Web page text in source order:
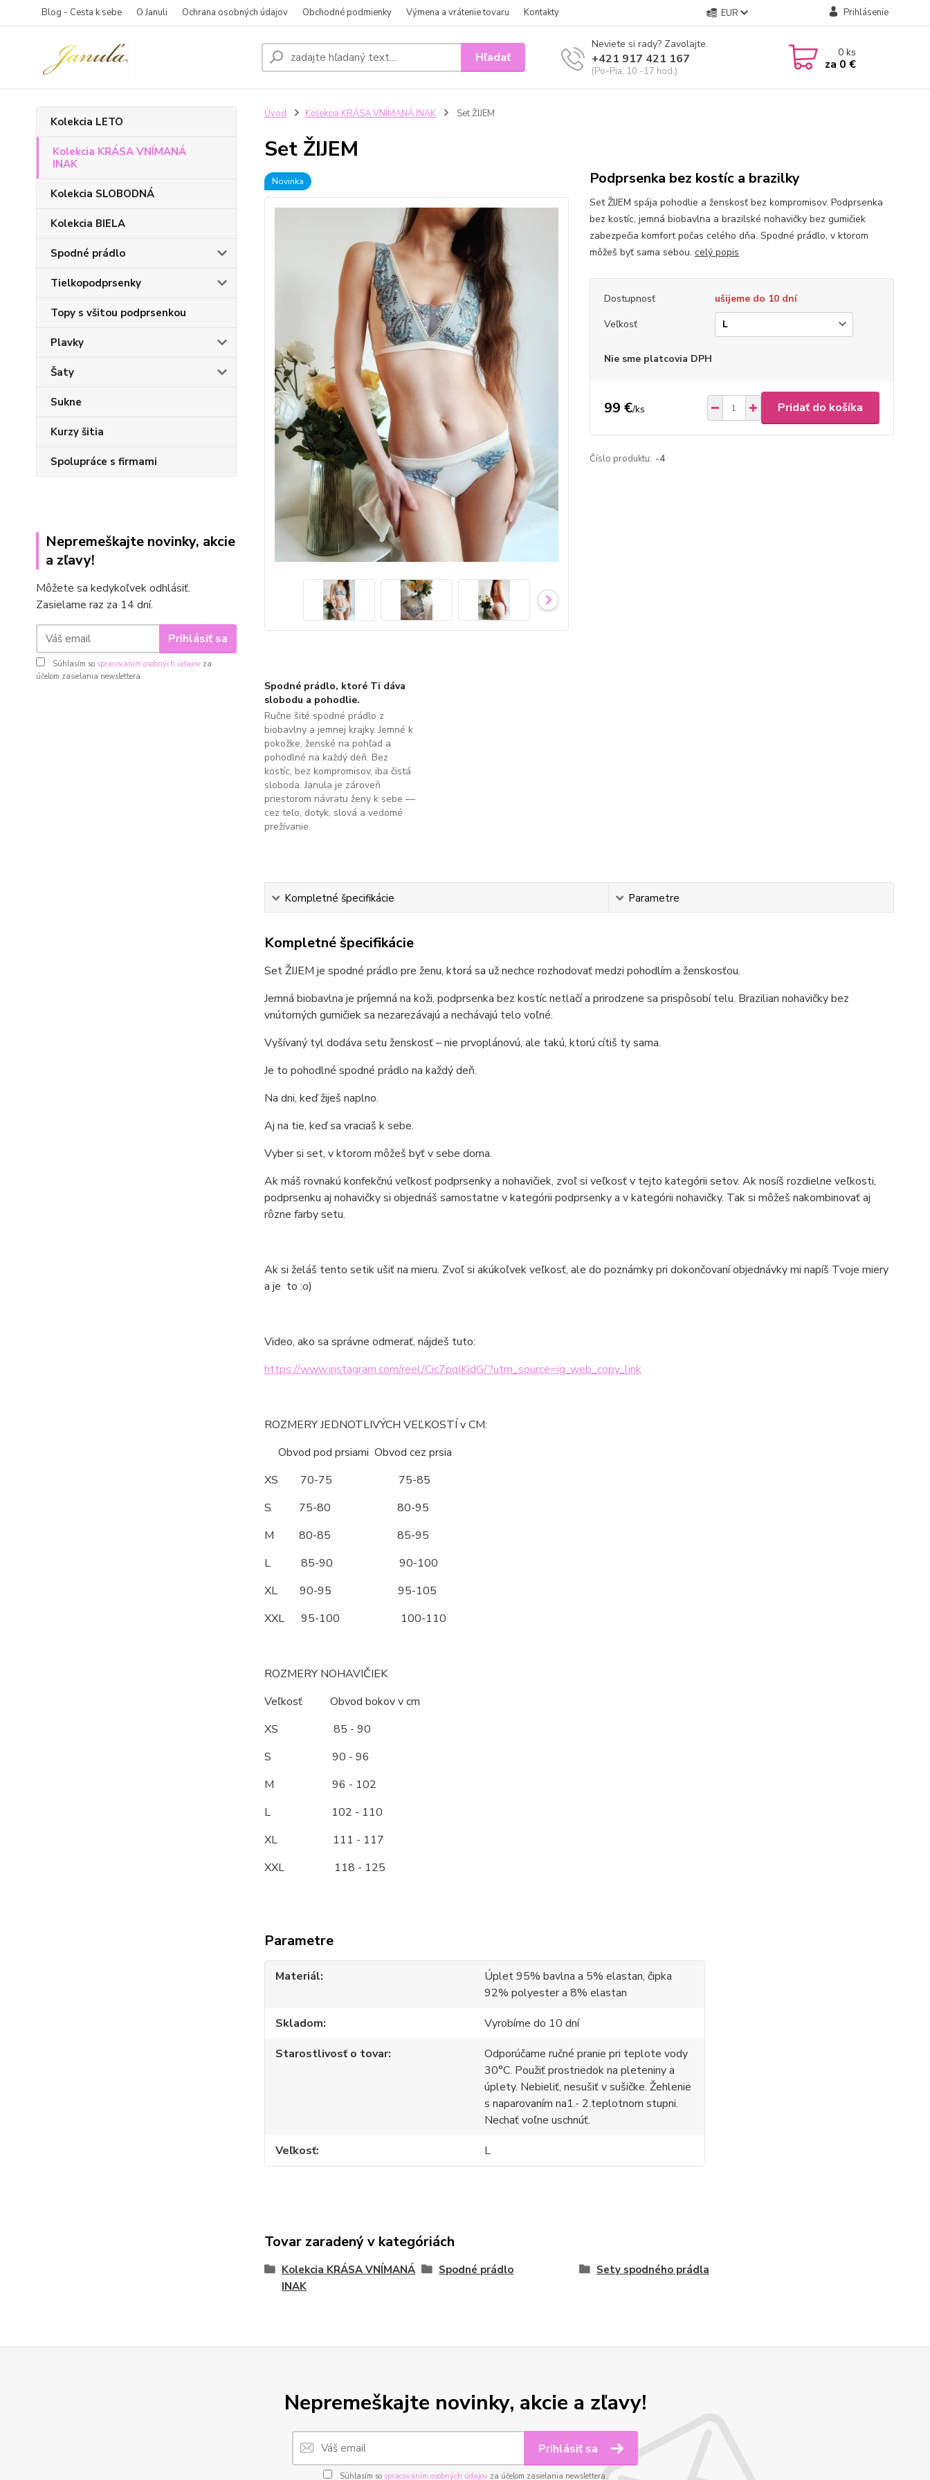
Blog - Cesta k sebe O Januli Ochrana osobných údajov Obchodné podmienky Výmena a vrátenie tovaru Kontakty EUR Prihlásenie
Hľadať
Neviete si rady? Zavolajte.
+421 917 421 167
(Po-Pia, 10 -17 hod.)
0ks
za 0 €
Kolekcia LETO
Kolekcia KRÁSA VNÍMANÁ
INAK
Kolekcia SLOBODNÁ
Kolekcia BIELA
Spodné prádlo
Tielkopodprsenky
Topy s všitou podprsenkou
Plavky
Šaty
Sukne
Kurzy šitia
Spolupráce s firmami
Nepremeškajte novinky, akcie
a zľavy!
Môžete sa kedykoľvek odhlásiť.
Zasielame raz za 14 dní.
Prihlásiť sa
Súhlasím so spracovaním osobných údajov za
účelom zasielania newslettera.
Úvod Kolekcia KRÁSA VNÍMANÁ INAK Set ŽIJEM
Set ŽIJEM
Novinka Podprsenka bez kostíc a brazilky
Set ŽIJEM spája pohodlie a ženskosť bez kompromisov. Podprsenka
bez kostíc, jemná biobavlna a brazilské nohavičky bez gumičiek
zabezpečia komfort počas celého dňa. Spodné prádlo, v ktorom
môžeš byť sama sebou. celý popis
Dostupnosť
ušijeme do 10 dní
Veľkosť
Nie sme platcovia DPH
99 €/ks Pridať do košíka
Číslo produktu: -4
Spodné prádlo, ktoré Ti dáva
slobodu a pohodlie.
Ručne šité spodné prádlo z
biobavlny a jemnej krajky. Jemné k
pokožke, ženské na pohľad a
pohodlné na každý deň. Bez
kostíc, bez kompromisov, iba čistá
sloboda. Janula je zároveň
priestorom návratu ženy k sebe —
cez telo, dotyk, slová a vedomé
prežívanie.
Kompletné špecifikácie Parametre
Kompletné špecifikácie
Set ŽIJEM je spodné prádlo pre ženu, ktorá sa už nechce rozhodovať medzi pohodlím a ženskosťou.
Jemná biobavlna je príjemná na koži, podprsenka bez kostíc netlačí a prirodzene sa prispôsobí telu. Brazilian nohavičky bez
vnútorných gumičiek sa nezarezávajú a nechávajú telo voľné.
Vyšívaný tyl dodáva setu ženskosť – nie prvoplánovú, ale takú, ktorú cítiš ty sama.
Je to pohodlné spodné prádlo na každý deň.
Na dni, keď žiješ naplno.
Aj na tie, keď sa vraciaš k sebe.
Vyber si set, v ktorom môžeš byť v sebe doma.
Ak máš rovnakú konfekčnú veľkosť podprsenky a nohavičiek, zvoľ si veľkosť v tejto kategórii setov. Ak nosíš rozdielne veľkosti,
podprsenku aj nohavičky si objednáš samostatne v kategórii podprsenky a v kategórii nohavičky. Tak si môžeš nakombinovať aj
rôzne farby setu.
Ak si želáš tento setik ušiť na mieru. Zvoľ si akúkoľvek veľkosť, ale do poznámky pri dokončovaní objednávky mi napíš Tvoje miery
a je to :o)
Video, ako sa správne odmerať, nájdeš tuto:
https://www.instagram.com/reel/Cic7pqIKidG/?utm_source=ig_web_copy_link
ROZMERY JEDNOTLIVÝCH VEĽKOSTÍ v CM:
Obvod pod prsiami Obvod cez prsia
XS 70-75 75-85
S 75-80 80-95
M 80-85 85-95
L 85-90 90-100
XL 90-95 95-105
XXL 95-100 100-110
ROZMERY NOHAVIČIEK
Veľkosť Obvod bokov v cm
XS 85 - 90
S 90 - 96
M 96 - 102
L 102 - 110
XL 111 - 117
XXL 118 - 125
Parametre
Materiál
Úplet 95% bavlna a 5% elastan, čipka
92% polyester a 8% elastan
Skladom
Vyrobíme do 10 dní
Starostlivosť o tovar
Odporúčame ručné pranie pri teplote vody
30°C. Použiť prostriedok na pleteniny a
úplety. Nebieliť, nesušiť v sušičke. Žehlenie
s naparovaním na1.- 2.teplotnom stupni.
Nechať voľne uschnúť.
Veľkosť
L
Tovar zaradený v kategóriách
Kolekcia KRÁSA VNÍMANÁ
INAK
Spodné prádlo Sety spodného prádla
Nepremeškajte novinky, akcie a zľavy!
Prihlásiť sa
Súhlasím so spracovaním osobných údajovza účelom zasielania newslettera.